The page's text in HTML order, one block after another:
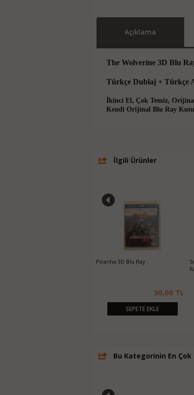
Açıklama
The Wolverine 3D Blu
Türkçe Dublaj + Türkçe
İkinci El, Çok Temiz,
Kendi Orijinal Blu Ray
İlgili Ürünler
Piranha 3D Blu Ray
30,00 TL
SEPETE EKLE
Bu Kategorinin En Çok